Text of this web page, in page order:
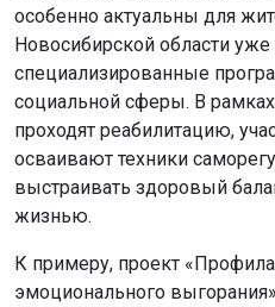
особенно актуальны для
Новосибирской области уже
специализированные
социальной сферы. В
проходят реабилитацию,
осваивают техники
выстраивать здоровый
жизнью.
К примеру, проект
эмоционального